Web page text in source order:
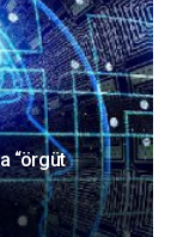
“örgüt